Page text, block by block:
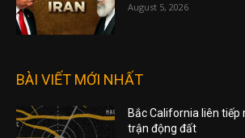
August 5, 2026
BÀI VIẾT MỚI NHẤT
Bắc California liên tiếp
trận động đất